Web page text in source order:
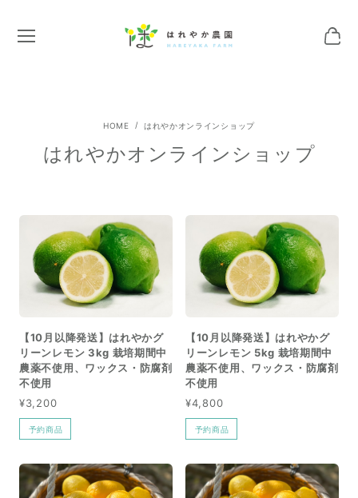
はれやかオンラインショップ
はれやかオンラインショップ
【10月以降発送】はれやかグ
リーンレモン 3kg 栽培期間中
農薬不使用、ワックス・防腐剤
不使用
¥3,200
予約商品
【10月以降発送】はれやかグ
リーンレモン 5kg 栽培期間中
農薬不使用、ワックス・防腐剤
不使用
¥4,800
予約商品